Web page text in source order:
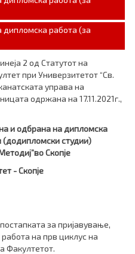
дипломска работа (за
2 од Статутот на
при Универзитетот “Св.
управа на
одржана на 17.11.2021г.,
и одбрана на дипломска
(додипломски студии)
”во Скопје
- Скопје
за пријавување,
на прв циклус на
Факултетот.